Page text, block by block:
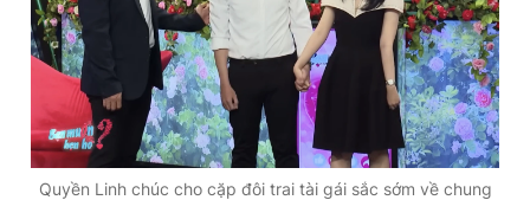
Quyền Linh chúc cho cặp đôi trai tài gái sắc sớm về chung